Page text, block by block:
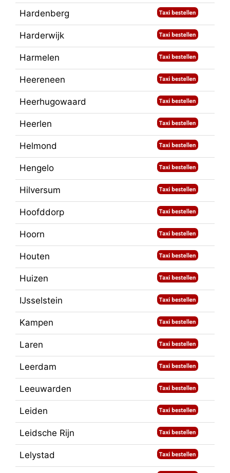
Hardenberg
Harderwijk
Harmelen
Heereneen
Heerhugowaard
Heerlen
Helmond
Hengelo
Hilversum
Hoofddorp
Hoorn
Houten
Huizen
IJsselstein
Kampen
Laren
Leerdam
Leeuwarden
Leiden
Leidsche Rijn
Lelystad